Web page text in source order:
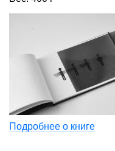
Подробнее о книге